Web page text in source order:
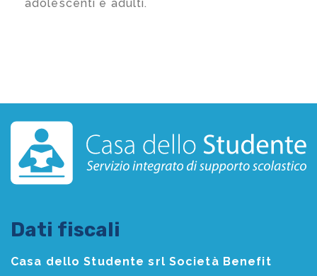
adolescenti e adulti.
Dati fiscali
Casa dello Studente srl Società Benefit